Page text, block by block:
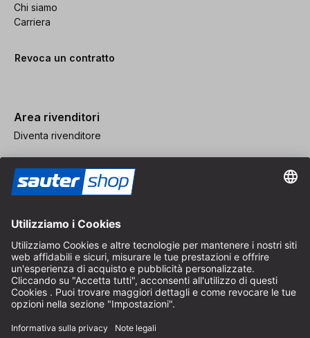
Chi siamo
Carriera
Revoca un contratto
Area rivenditori
Diventa rivenditore
CGV
Protezione dei Dati
Impostazioni dei Cookie